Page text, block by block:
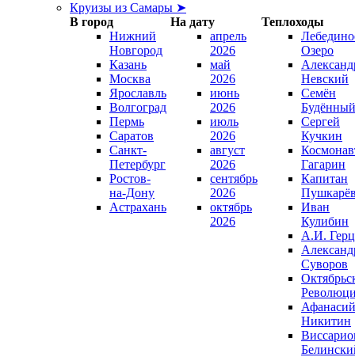
Круизы из Самары ➤
В город
На дату
Теплоходы
Нижний
Новгород
Казань
Москва
Ярославль
Волгоград
Пермь
Саратов
Санкт-
Петербург
Ростов-
на-Дону
Астрахань
апрель
2026
май
2026
июнь
2026
июль
2026
август
2026
сентябрь
2026
октябрь
2026
Озеро
Невский
Семён
Будённый
Сергей
Кучкин
Гагарин
Капитан
Иван
Кулибин
А.И.
Суворов
Афанасий
Никитин